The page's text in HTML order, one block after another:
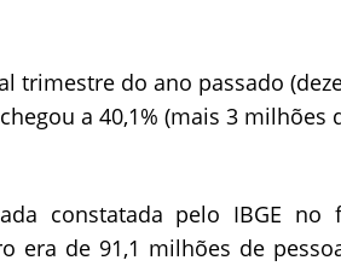
trimestre do ano passado
a 40,1% (mais 3 milhões
constatada pelo IBGE no
era de 91,1 milhões de